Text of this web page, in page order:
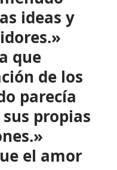
ideas y
que
de los
parecía
propias
el amor